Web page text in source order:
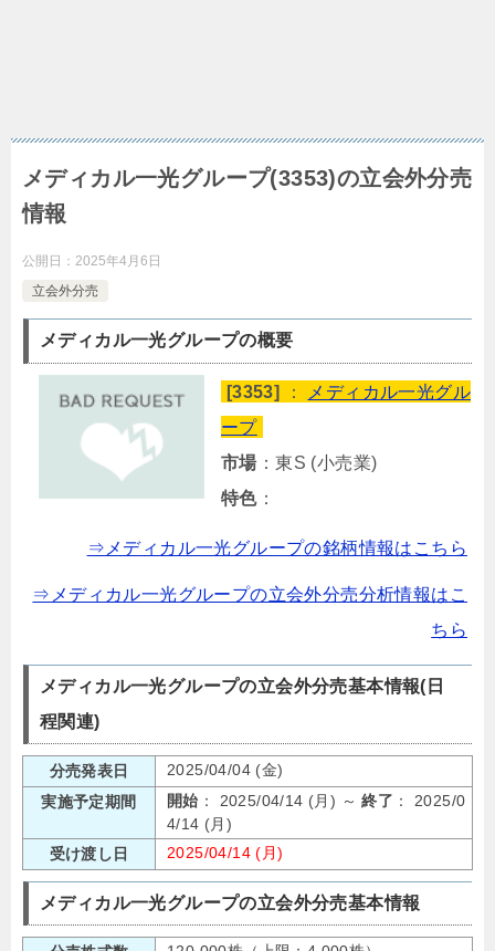
メディカル一光グループ(3353)の立会外分売
情報
公開日： 2025年4月6日
立会外分売
メディカル一光グループの概要
[3353] ：
メディカル一光グル
ープ
市場：東S (小売業)
特色：
⇒メディカル一光グループの銘柄情報はこちら
⇒メディカル一光グループの立会外分売分析情報はこ
ちら
メディカル一光グループの立会外分売基本情報(日
程関連)
分売発表日
2025/04/04 (金)
実施予定期間
開始 ： 2025/04/14 (月) ～終了 ： 2025/0
4/14 (月)
受け渡し日
2025/04/14 (月)
メディカル一光グループの立会外分売基本情報